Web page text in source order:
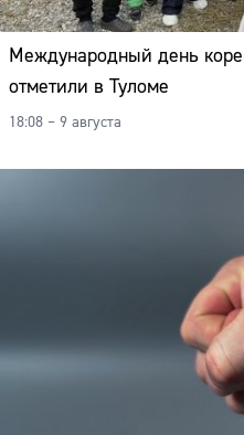
Международный день
отметили в Туломе
18:08 – 9 августа